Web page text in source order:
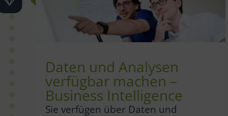
Daten und Analysen
verfügbar machen –
Business Intelligence
Sie verfügen über Daten und